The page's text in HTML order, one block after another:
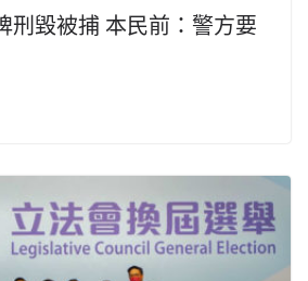
刑毀被捕 本民前：警方要